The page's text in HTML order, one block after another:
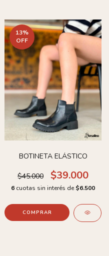
13%
OFF
BOTINETA ELÁSTICO
$45.000 $39.000
6 cuotas sin interés de $6.500
COMPRAR